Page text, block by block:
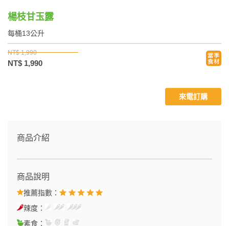
楊枝甘玉露
每桶13公升
NT$ 1,990
NT$ 1,990
商品介紹
商品說明
推薦指數：
辣度：
素食：
來電訂購